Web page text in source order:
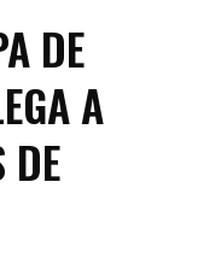
DE
A
DE